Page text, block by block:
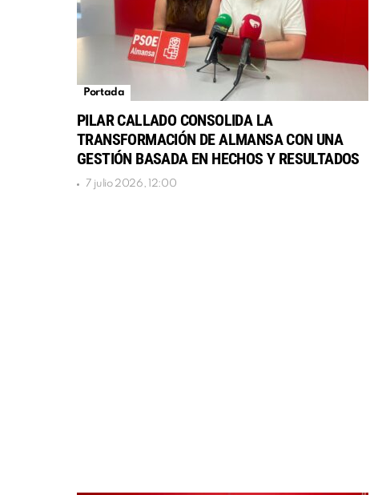
Portada
PILAR CALLADO CONSOLIDA LA
TRANSFORMACIÓN DE ALMANSA CON UNA
GESTIÓN BASADA EN HECHOS Y RESULTADOS
7 julio 2026, 12:00